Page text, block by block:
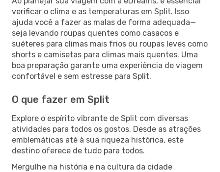
verificar o clima e as temperaturas em Split. Isso
ajuda você a fazer as malas de forma adequada—
seja levando roupas quentes como casacos e
suéteres para climas mais frios ou roupas leves como
shorts e camisetas para climas mais quentes. Uma
boa preparação garante uma experiência de viagem
confortável e sem estresse para Split.
O que fazer em Split
Explore o espírito vibrante de Split com diversas
atividades para todos os gostos. Desde as atrações
emblemáticas até à sua riqueza histórica, este
destino oferece de tudo para todos.
Mergulhe na história e na cultura da cidade